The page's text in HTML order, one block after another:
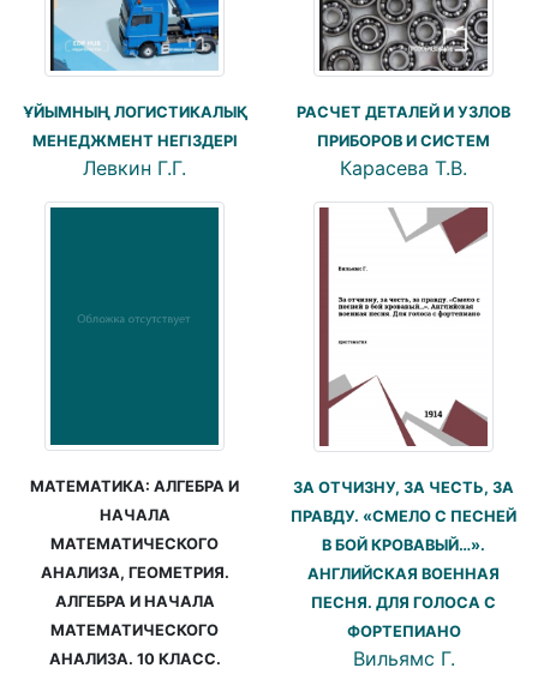
ҰЙЫМНЫҢ ЛОГИСТИКАЛЫҚ
МЕНЕДЖМЕНТ НЕГІЗДЕРІ
Левкин Г.Г.
РАСЧЕТ ДЕТАЛЕЙ И УЗЛОВ
ПРИБОРОВ И СИСТЕМ
Карасева Т.В.
МАТЕМАТИКА: АЛГЕБРА И
НАЧАЛА
МАТЕМАТИЧЕСКОГО
АНАЛИЗА, ГЕОМЕТРИЯ.
АЛГЕБРА И НАЧАЛА
МАТЕМАТИЧЕСКОГО
АНАЛИЗА. 10 КЛАСС.
ЗА ОТЧИЗНУ, ЗА ЧЕСТЬ, ЗА
ПРАВДУ. «СМЕЛО С ПЕСНЕЙ
В БОЙ КРОВАВЫЙ…».
АНГЛИЙСКАЯ ВОЕННАЯ
ПЕСНЯ. ДЛЯ ГОЛОСА С
ФОРТЕПИАНО
Вильямс Г.